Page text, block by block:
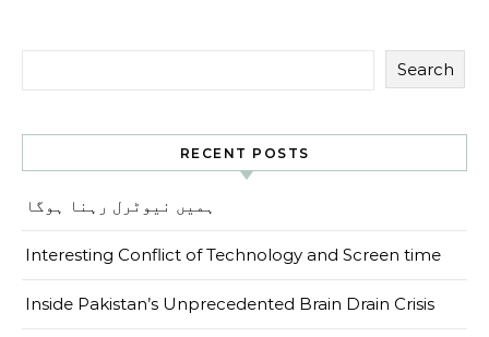
Search
RECENT POSTS
ہمیں نیوٹرل رہنا ہوگا
Interesting Conflict of Technology and Screen time
Inside Pakistan’s Unprecedented Brain Drain Crisis